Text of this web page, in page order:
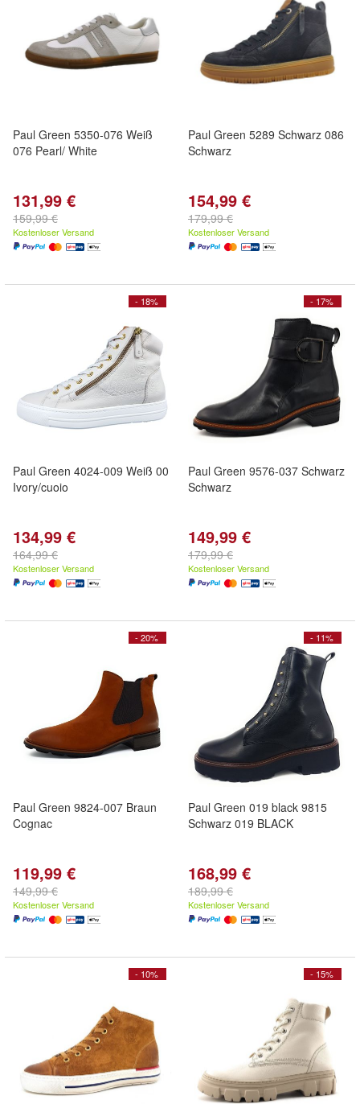
Paul Green 5350-076 Weiß
076 Pearl/ White
131,99 €
159,99 €
Kostenloser Versand
Paul Green 5289 Schwarz 086
Schwarz
154,99 €
179,99 €
Kostenloser Versand
- 18%
Paul Green 4024-009 Weiß 00
Ivory/cuoio
134,99 €
164,99 €
Kostenloser Versand
- 17%
Paul Green 9576-037 Schwarz
Schwarz
149,99 €
179,99 €
Kostenloser Versand
- 20%
Paul Green 9824-007 Braun
Cognac
119,99 €
149,99 €
Kostenloser Versand
- 11%
Paul Green 019 black 9815
Schwarz 019 BLACK
168,99 €
189,99 €
Kostenloser Versand
- 10% - 15%